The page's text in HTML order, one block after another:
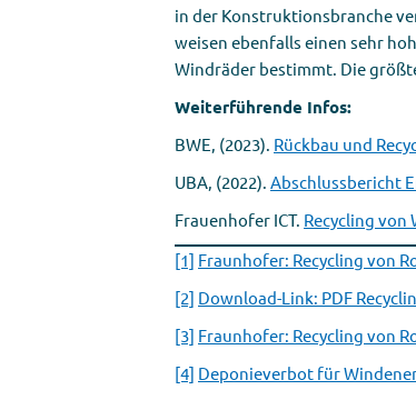
in der Konstruktionsbranche
weisen ebenfalls einen sehr
Windräder bestimmt. Die
Weiterführende Infos:
BWE, (2023). Rückbau und
UBA, (2022). Abschlussbericht
Frauenhofer ICT. Recycling
[1] Fraunhofer: Recycling von
[2] Download-Link: PDF
[3] Fraunhofer: Recycling von
[4] Deponieverbot für